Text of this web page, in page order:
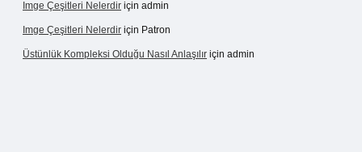
Imge Çeşitleri Nelerdir için admin
Imge Çeşitleri Nelerdir için Patron
Üstünlük Kompleksi Olduğu Nasıl Anlaşılır için admin